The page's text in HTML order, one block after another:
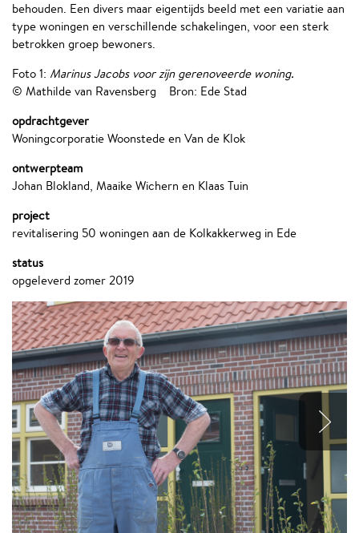
behouden. Een divers maar eigentijds beeld met een variatie aan
type woningen en verschillende schakelingen, voor een sterk
betrokken groep bewoners.
Foto 1: Marinus Jacobs voor zijn gerenoveerde woning.
© Mathilde van Ravensberg Bron: Ede Stad
opdrachtgever
Woningcorporatie Woonstede en Van de Klok
ontwerpteam
Johan Blokland, Maaike Wichern en Klaas Tuin
project
revitalisering 50 woningen aan de Kolkakkerweg in Ede
status
opgeleverd zomer 2019